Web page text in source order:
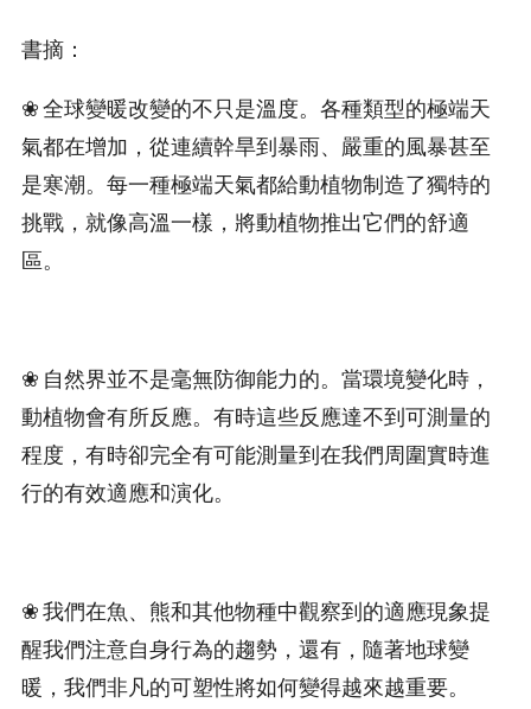
書摘：
❀ 全球變暖改變的不只是溫度。各種類型的極端天
氣都在增加，從連續幹旱到暴雨、嚴重的風暴甚至
是寒潮。每一種極端天氣都給動植物制造了獨特的
挑戰，就像高溫一樣，將動植物推出它們的舒適
區。
❀ 自然界並不是毫無防御能力的。當環境變化時，
動植物會有所反應。有時這些反應達不到可測量的
程度，有時卻完全有可能測量到在我們周圍實時進
行的有效適應和演化。
❀ 我們在魚、熊和其他物種中觀察到的適應現象提
醒我們注意自身行為的趨勢，還有，隨著地球變
暖，我們非凡的可塑性將如何變得越來越重要。